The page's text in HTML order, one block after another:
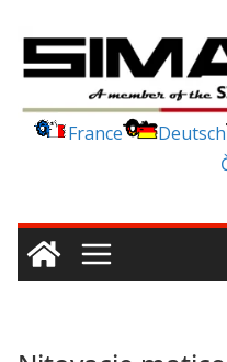
content
France Deutsch